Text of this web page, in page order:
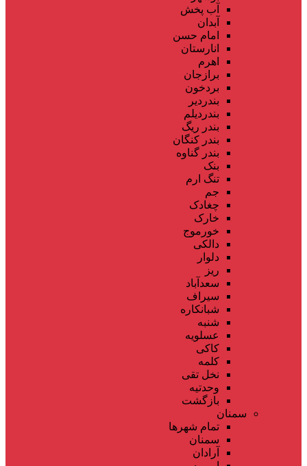
آب پخش
آبدان
امام حسن
انارستان
اهرم
برازجان
بردخون
بندردیر
بندردیلم
بندر ریگ
بندر کنگان
بندر گناوه
بنک
تنگ ارم
جم
چغادک
خارک
خورموج
دالکی
دلوار
ریز
سعدآباد
سیراف
شبانکاره
شنبه
عسلویه
کاکی
کلمه
نخل تقی
وحدتیه
بازگشت
سمنان
تمام شهر‌ها
سمنان
آرادان